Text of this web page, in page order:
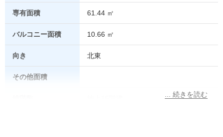
専有面積 61.44 ㎡
バルコニー面積 10.66 ㎡
向き 北東
その他面積